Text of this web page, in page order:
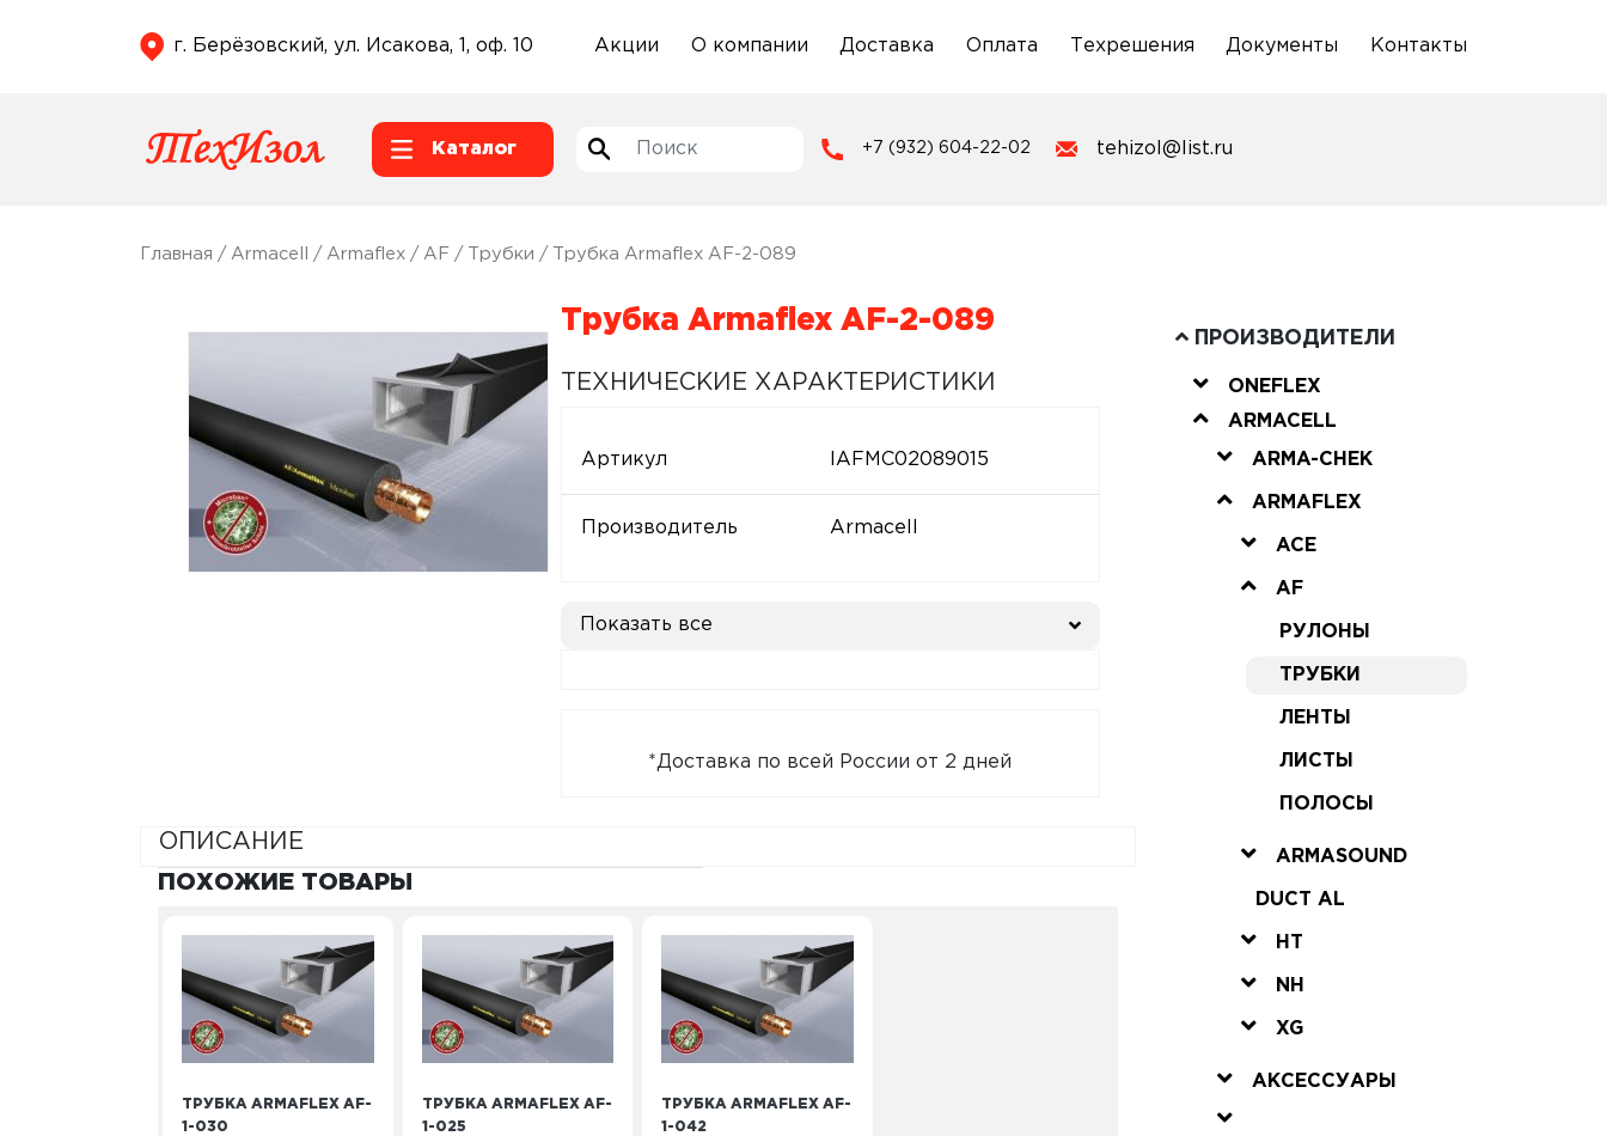
г. Берёзовский, ул. Исакова, 1, оф. 10 Акции О компании Доставка Оплата Техрешения Документы Контакты
Каталог +7 (932) 604-22-02 tehizol@list.ru
Главная / Armacell / Armaflex / AF / Трубки / Трубка Armaflex AF-2-089
Трубка Armaflex AF-2-089
ТЕХНИЧЕСКИЕ ХАРАКТЕРИСТИКИ
Артикул IAFMC02089015
Производитель Armacell
Показать все
*Доставка по всей России от 2 дней
ОПИСАНИЕ
ПОХОЖИЕ ТОВАРЫ
ТРУБКА ARMAFLEX AF-
1-030
ТРУБКА ARMAFLEX AF-
1-025
ТРУБКА ARMAFLEX AF-
1-042
ПРОИЗВОДИТЕЛИ
ONEFLEX
ARMACELL
ARMA-CHEK
ARMAFLEX
ACE
AF
РУЛОНЫ
ТРУБКИ
ЛЕНТЫ
ЛИСТЫ
ПОЛОСЫ
ARMASOUND
DUCT AL
HT
NH
XG
АКСЕССУАРЫ